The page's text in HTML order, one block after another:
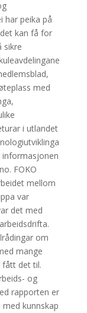
har peika på
kan få for
sikre
med
i utlandet
informasjonen
FOKO
mellom
var
det med
om
mange
fått det til.
og
rapporten er
kunnskap